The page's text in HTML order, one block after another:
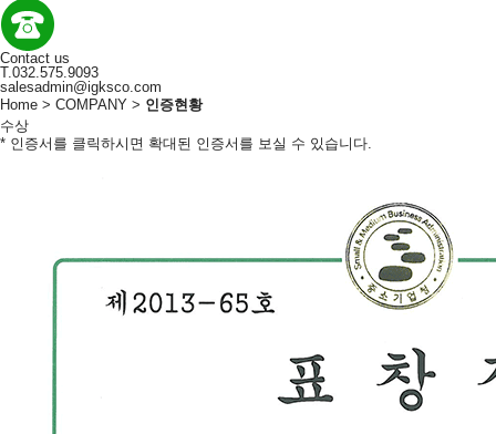
Contact us
T.032.575.9093
salesadmin@igksco.com
Home > COMPANY > 인증현황
수상
* 인증서를 클릭하시면 확대된 인증서를 보실 수 있습니다.